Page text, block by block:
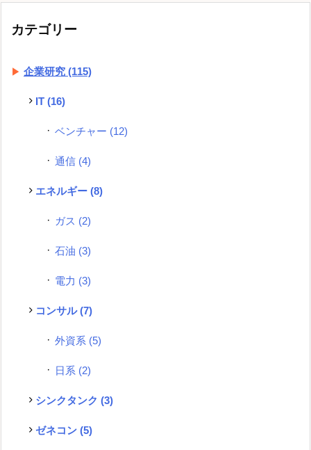
カテゴリー
企業研究 (115)
IT (16)
ベンチャー (12)
通信 (4)
エネルギー (8)
ガス (2)
石油 (3)
電力 (3)
コンサル(7)
外資系 (5)
日系 (2)
シンクタンク (3)
ゼネコン (5)